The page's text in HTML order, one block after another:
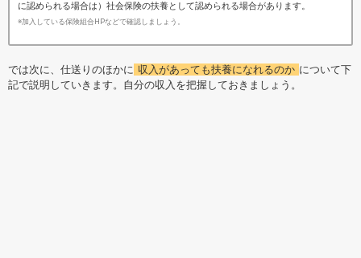
に認められる場合は）社会保険の扶養として認められる場合があります。
※加入している保険組合HPなどで確認しましょう。
では次に、仕送りのほかに 収入があっても扶養になれるのか について下
記で説明していきます。自分の収入を把握しておきましょう。